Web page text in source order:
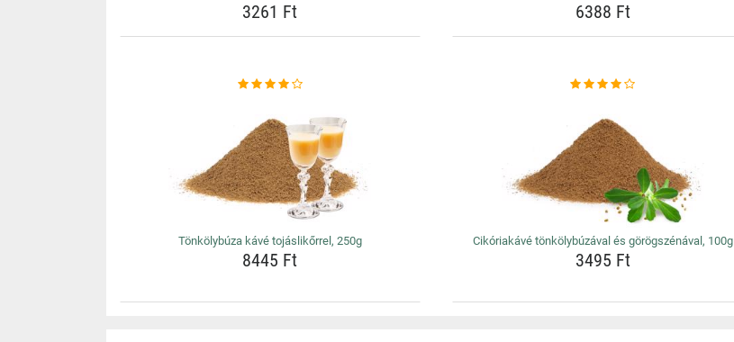
3261 Ft 6388 Ft
Tönkölybúza kávé tojáslikőrrel, 250g
8445 Ft
Cikóriakávé tönkölybúzával és görögszénával, 100g
3495 Ft